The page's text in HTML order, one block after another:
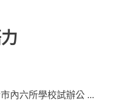
內六所學校試辦公 ...